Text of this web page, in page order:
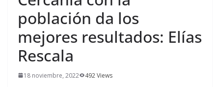
población da los
mejores resultados: Elías
Rescala
18 noviembre, 2022 492 Views